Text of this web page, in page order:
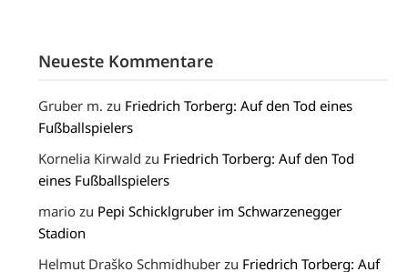
Neueste Kommentare
Gruber m. zu Friedrich Torberg: Auf den Tod eines
Fußballspielers
Kornelia Kirwald zu Friedrich Torberg: Auf den Tod
eines Fußballspielers
mario zu Pepi Schicklgruber im Schwarzenegger
Stadion
Helmut Draško Schmidhuber zu Friedrich Torberg: Auf